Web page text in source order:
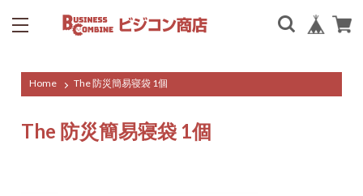
Home The 防災簡易寝袋 1個
The 防災簡易寝袋 1個